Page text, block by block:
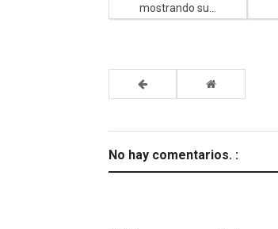
mostrando su...
No hay comentarios. :